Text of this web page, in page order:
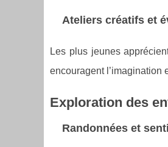
Ateliers créatifs et
Les plus jeunes
encouragent l’imagination
Exploration des
Randonnées et